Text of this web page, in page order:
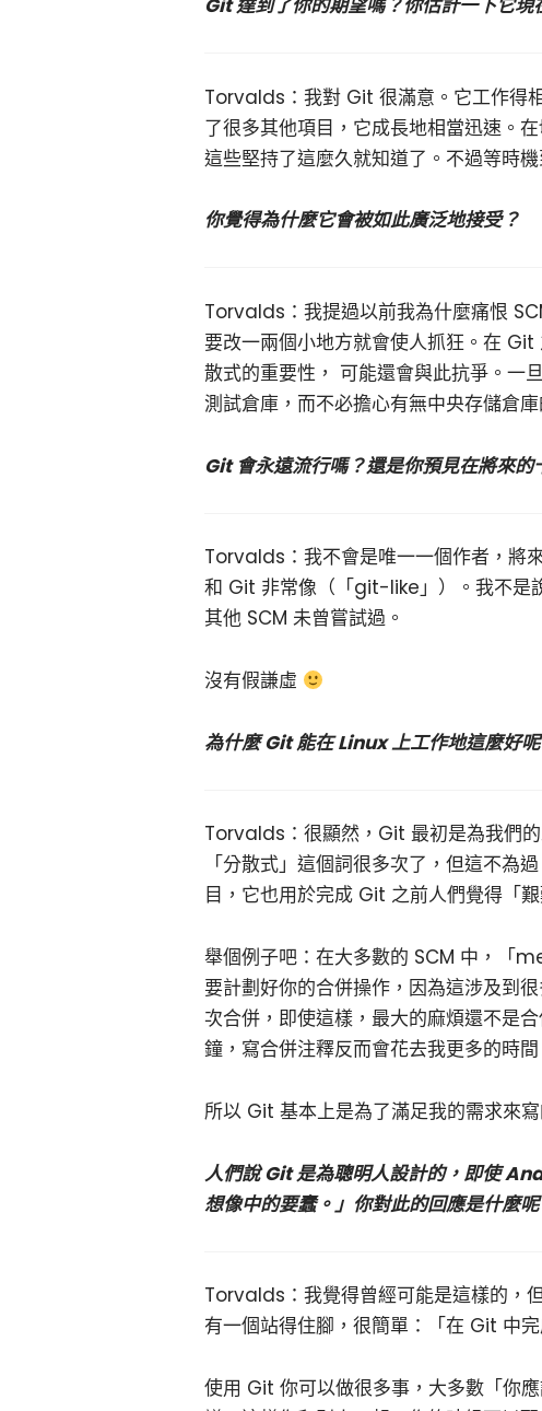
Git 達到了你的期望嗎？你估計一下它
Torvalds：我對 Git 很滿意。它工作得
了很多其他項目，它成長地相當迅速。
這些堅持了這麼久就知道了。不過等時
你覺得為什麼它會被如此廣泛地接受？
Torvalds：我提過以前我為什麼痛恨
要改一兩個小地方就會使人抓狂。在
散式的重要性， 可能還會與此抗爭。一
測試倉庫，而不必擔心有無中央存儲倉
Git 會永遠流行嗎？還是你預見在將來
Torvalds：我不會是唯一一個作者，將
和 Git 非常像（「git-like」）。我不是
其他 SCM 未曾嘗試過。
沒有假謙虛
為什麼 Git 能在 Linux 上工作地這麼好
Torvalds：很顯然，Git 最初是為我們
「分散式」這個詞很多次了，但這不為
目，它也用於完成 Git 之前人們覺得「
舉個例子吧：在大多數的 SCM 中，「
要計劃好你的合併操作，因為這涉及到
次合併，即使這樣，最大的麻煩還不是
鐘，寫合併注釋反而會花去我更多的時間
所以 Git 基本上是為了滿足我的需求來寫
人們說 Git 是為聰明人設計的，即使
想像中的要蠢。」你對此的回應是什麼
Torvalds：我覺得曾經可能是這樣的，
有一個站得住腳，很簡單：「在 Git 中
使用 Git 你可以做很多事，大多數「你